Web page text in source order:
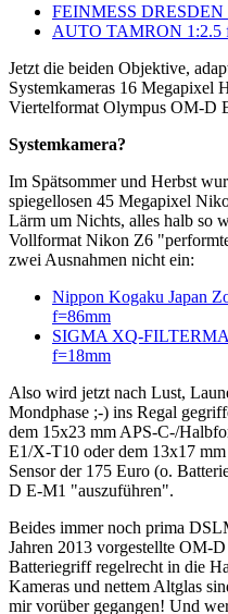
FEINMESS DRESDEN
AUTO TAMRON 1:2.5
Jetzt die beiden Objektive,
Systemkameras 16 Megapixel
Viertelformat Olympus OM-D
Systemkamera?
Im Spätsommer und Herbst
spiegellosen 45 Megapixel
Lärm um Nichts, alles halb so
Vollformat Nikon Z6
zwei Ausnahmen nicht ein:
Nippon Kogaku Japan
f=86mm
SIGMA XQ-
f=18mm
Also wird jetzt nach Lust,
Mondphase ;-) ins Regal
dem 15x23 mm APS-C-/
E1/X-T10 oder dem 13x17
Sensor der 175 Euro (o.
D E-M1 "auszuführen".
Beides immer noch prima
Jahren 2013 vorgestellte OM-
Batteriegriff regelrecht in die
Kameras und nettem Altglas
mir vorüber gegangen! Und